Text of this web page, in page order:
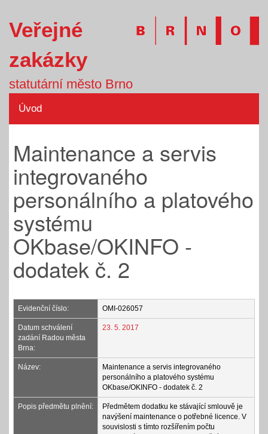
Veřejné
zakázky
statutární město Brno
Úvod
Maintenance a servis
integrovaného
personálního a platového
systému
OKbase/OKINFO -
dodatek č. 2
Evidenční číslo: OMI-026057
Datum schválení
zadání Radou města
Brna:
23. 5. 2017
Název:
Maintenance a servis integrovaného
personálního a platového systému
OKbase/OKINFO - dodatek č. 2
Popis předmětu plnění:
Předmětem dodatku ke stávající smlouvě je
navýšení maintenance o potřebné licence. V
souvislosti s tímto rozšířením počtu